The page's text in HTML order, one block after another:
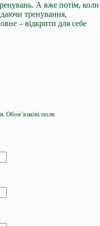
А вже потім, коли
тренування,
– відкрити для себе
Обов’язкові поля